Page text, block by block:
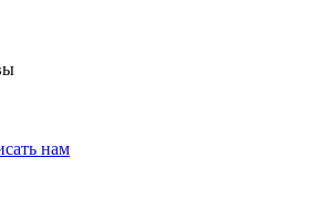
нам